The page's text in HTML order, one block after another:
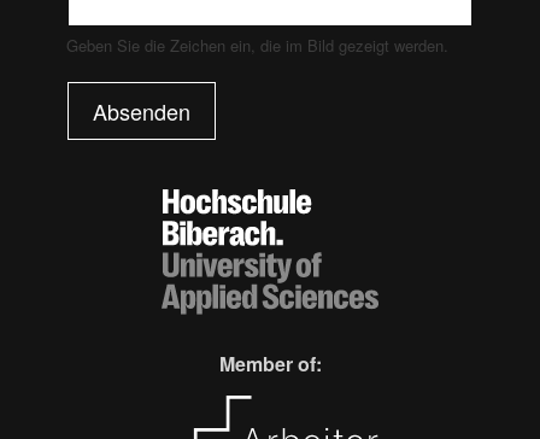
Geben Sie die Zeichen ein, die im Bild gezeigt werden.
Absenden
Member of: